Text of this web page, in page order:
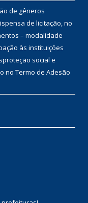
de gêneros
de licitação, no
– modalidade
às instituições
social e
no Termo de Adesão